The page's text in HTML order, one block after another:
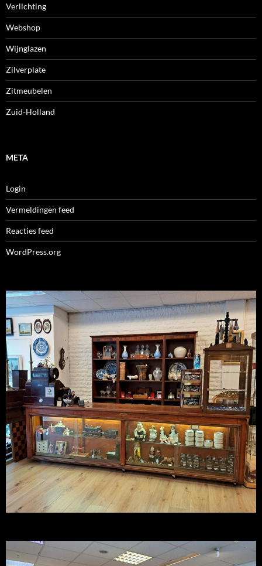
Verlichting
Webshop
Wijnglazen
Zilverplate
Zitmeubelen
Zuid-Holland
META
Login
Vermeldingen feed
Reacties feed
WordPress.org